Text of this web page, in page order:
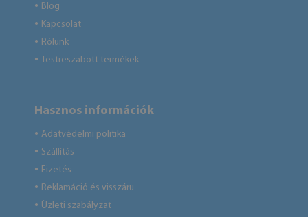
● Blog
● Kapcsolat
● Rólunk
● Testreszabott termékek
Hasznos információk
● Adatvédelmi politika
● Szállítás
● Fizetés
● Reklamáció és visszáru
● Üzleti szabályzat